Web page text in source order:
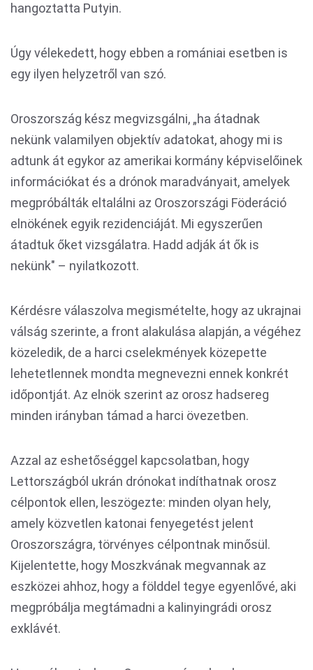
hangoztatta Putyin.
Úgy vélekedett, hogy ebben a romániai esetben is
egy ilyen helyzetről van szó.
Oroszország kész megvizsgálni, „ha átadnak
nekünk valamilyen objektív adatokat, ahogy mi is
adtunk át egykor az amerikai kormány képviselőinek
információkat és a drónok maradványait, amelyek
megpróbálták eltalálni az Oroszországi Föderáció
elnökének egyik rezidenciáját. Mi egyszerűen
átadtuk őket vizsgálatra. Hadd adják át ők is
nekünk" – nyilatkozott.
Kérdésre válaszolva megismételte, hogy az ukrajnai
válság szerinte, a front alakulása alapján, a végéhez
közeledik, de a harci cselekmények közepette
lehetetlennek mondta megnevezni ennek konkrét
időpontját. Az elnök szerint az orosz hadsereg
minden irányban támad a harci övezetben.
Azzal az eshetőséggel kapcsolatban, hogy
Lettországból ukrán drónokat indíthatnak orosz
célpontok ellen, leszögezte: minden olyan hely,
amely közvetlen katonai fenyegetést jelent
Oroszországra, törvényes célpontnak minősül.
Kijelentette, hogy Moszkvának megvannak az
eszközei ahhoz, hogy a földdel tegye egyenlővé, aki
megpróbálja megtámadni a kalinyingrádi orosz
exklávét.